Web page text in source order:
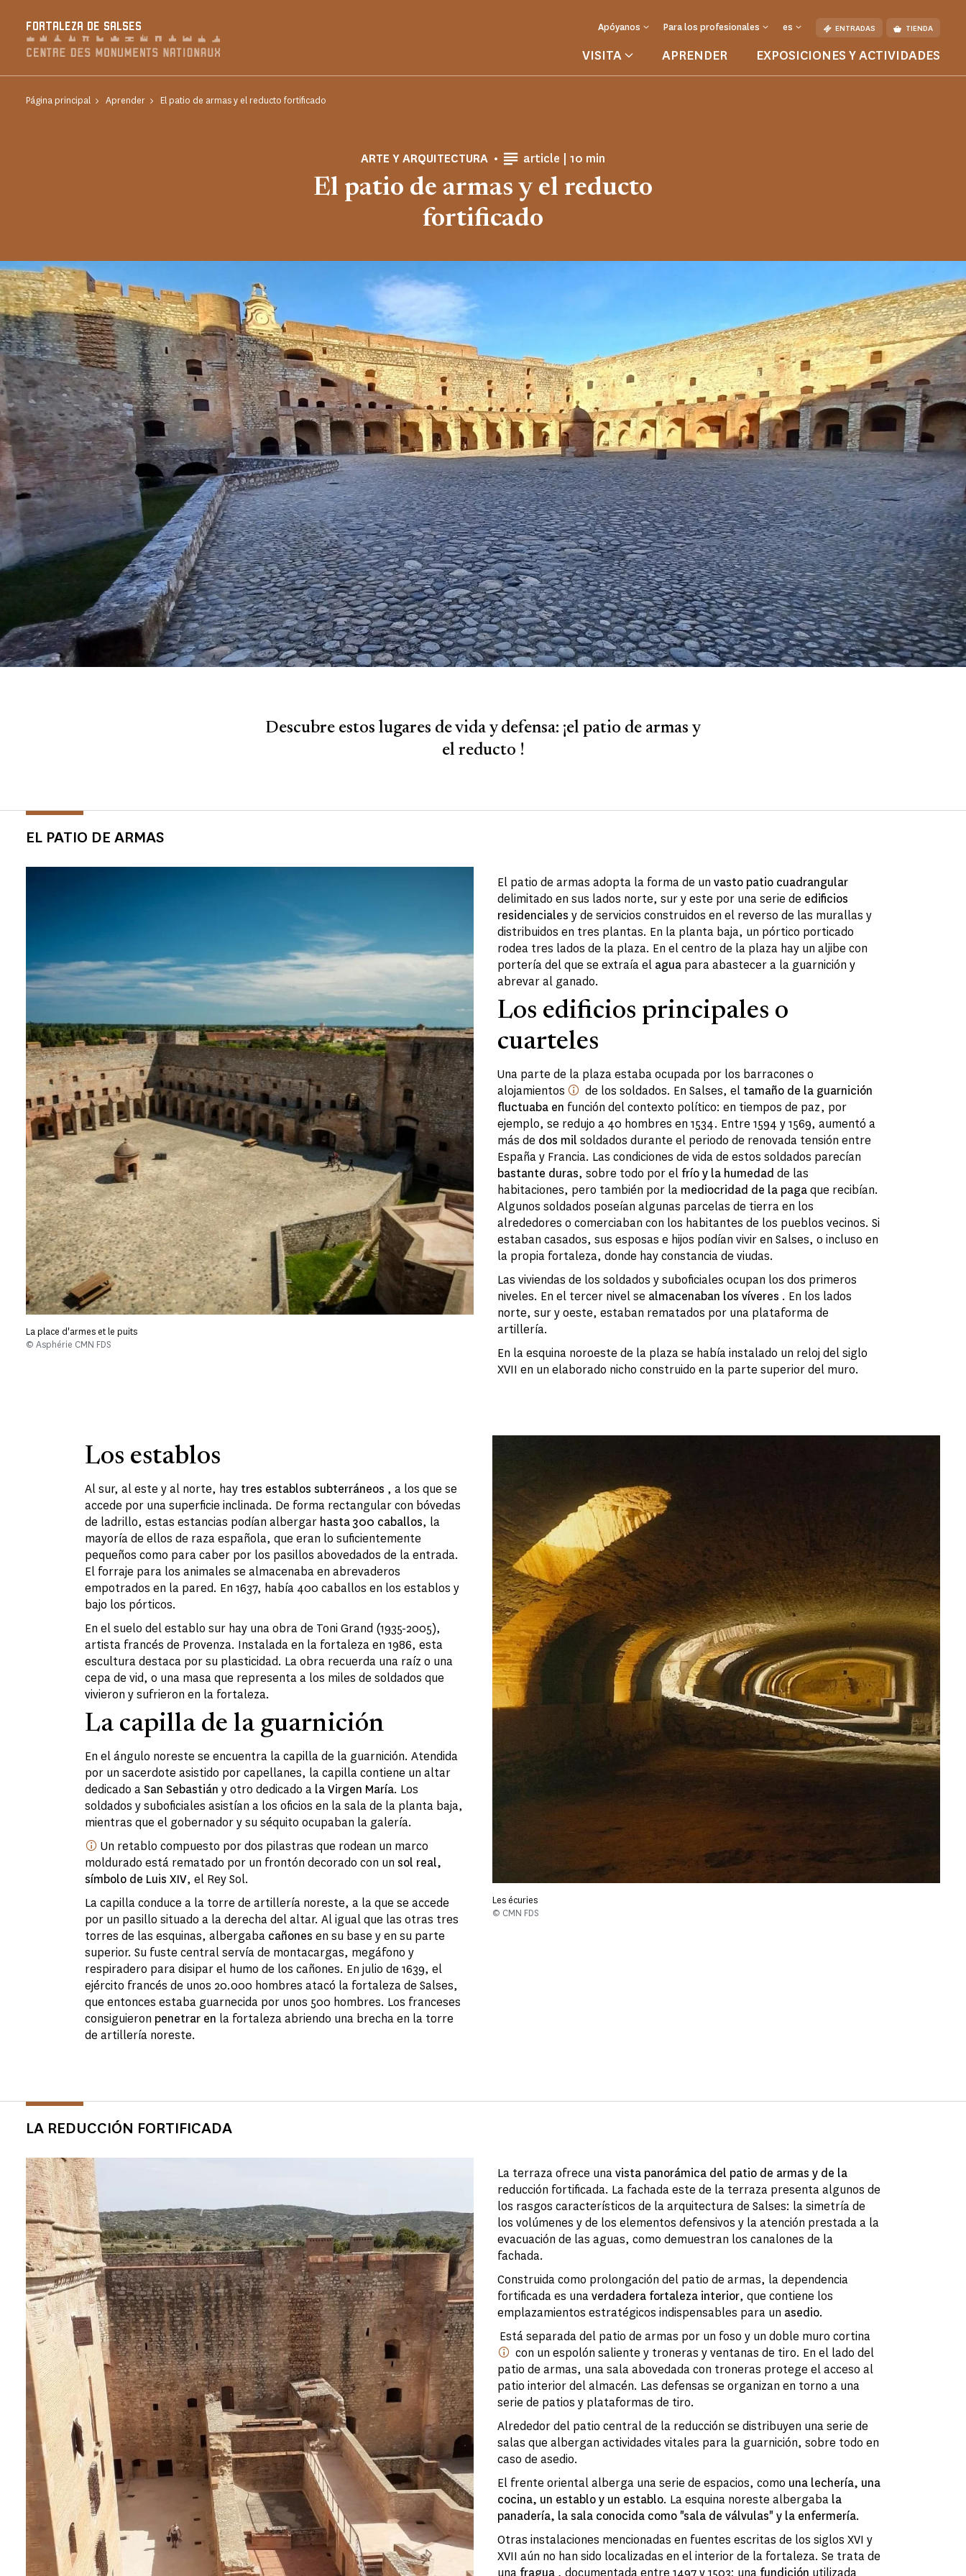
FORTALEZA DE SALSES Apóyanos Para los profesionales es ENTRADAS TIENDA
VISITA APRENDER EXPOSICIONES Y ACTIVIDADES
Página principal Aprender El patio de armas y el reducto fortificado
ARTE Y ARQUITECTURA article | Tiempo de lectura
10 min
El patio de armas y el reducto
fortificado
Descubre estos lugares de vida y defensa: ¡el patio de armas y
el reducto !
EL PATIO DE ARMAS
El patio de armas adopta la forma de unvasto patio cuadrangular
delimitado en sus lados norte, sur y este por una serie de edificios
residenciales y de servicios construidos en el reverso de las murallas y
distribuidos en tres plantas. En la planta baja, un pórtico porticado
rodea tres lados de la plaza. En el centro de la plaza hay un aljibe con
portería del que se extraía el agua para abastecer a la guarnición y
abrevar al ganado.
Los edificios principales o
cuarteles
Una parte de la plaza estaba ocupada por los barracones o
alojamientos
de los soldados. En Salses, el tamaño de la guarnición
fluctuaba en función del contexto político: en tiempos de paz, por
ejemplo, se redujo a 40 hombres en 1534. Entre 1594 y 1569, aumentó a
más de dos mil soldados durante el periodo de renovada tensión entre
España y Francia. Las condiciones de vida de estos soldados parecían
bastante duras, sobre todo por el frío y la humedad de las
habitaciones, pero también por la mediocridad de la pagaque recibían.
Algunos soldados poseían algunas parcelas de tierra en los
alrededores o comerciaban con los habitantes de los pueblos vecinos. Si
estaban casados, sus esposas e hijos podían vivir en Salses, o incluso en
la propia fortaleza, donde hay constancia de viudas.
Las viviendas de los soldados y suboficiales ocupan los dos primeros
niveles. En el tercer nivel se almacenaban los víveres . En los lados
norte, sur y oeste, estaban rematados por una plataforma de
artillería.
En la esquina noroeste de la plaza se había instalado un reloj del siglo
XVII en un elaborado nicho construido en la parte superior del muro.
La place d'armes et le puits
© Asphérie CMN FDS
Los establos
Al sur, al este y al norte, hay tres establos subterráneos , a los que se
accede por una superficie inclinada. De forma rectangular con bóvedas
de ladrillo, estas estancias podían albergar hasta 300 caballos, la
mayoría de ellos de raza española, que eran lo suficientemente
pequeños como para caber por los pasillos abovedados de la entrada.
El forraje para los animales se almacenaba en abrevaderos
empotrados en la pared. En 1637, había 400 caballos en los establos y
bajo los pórticos.
En el suelo del establo sur hay una obra de Toni Grand (1935-2005),
artista francés de Provenza. Instalada en la fortaleza en 1986, esta
escultura destaca por su plasticidad. La obra recuerda una raíz o una
cepa de vid, o una masa que representa a los miles de soldados que
vivieron y sufrieron en la fortaleza.
La capilla de la guarnición
En el ángulo noreste se encuentra la capilla de la guarnición. Atendida
por un sacerdote asistido por capellanes, la capilla contiene un altar
dedicado aSan Sebastián y otro dedicado a la Virgen María. Los
soldados y suboficiales asistían a los oficios en la sala de la planta baja,
mientras que el gobernador y su séquito ocupaban la galería.
Un retablo compuesto por dos pilastras que rodean un marco
moldurado está rematado por un frontón decorado con un sol real,
símbolo de Luis XIV, el Rey Sol.
La capilla conduce a la torre de artillería noreste, a la que se accede
por un pasillo situado a la derecha del altar. Al igual que las otras tres
torres de las esquinas, albergaba cañones en su base y en su parte
superior. Su fuste central servía de montacargas, megáfono y
respiradero para disipar el humo de los cañones. En julio de 1639, el
ejército francés de unos 20.000 hombres atacó la fortaleza de Salses,
que entonces estaba guarnecida por unos 500 hombres. Los franceses
consiguieron penetrar en la fortaleza abriendo una brecha en la torre
de artillería noreste.
Les écuries
© CMN FDS
LA REDUCCIÓN FORTIFICADA
La terraza ofrece unavista panorámica del patio de armas y de la
reducción fortificada. La fachada este de la terraza presenta algunos de
los rasgos característicos de la arquitectura de Salses: la simetría de
los volúmenes y de los elementos defensivos y la atención prestada a la
evacuación de las aguas, como demuestran los canalones de la
fachada.
Construida como prolongación del patio de armas, la dependencia
fortificada es unaverdadera fortaleza interior, que contiene los
emplazamientos estratégicos indispensables para un asedio.
Está separada del patio de armas por un foso y un doble muro cortina
con un espolón saliente y troneras y ventanas de tiro. En el lado del
patio de armas, una sala abovedada con troneras protege el acceso al
patio interior del almacén. Las defensas se organizan en torno a una
serie de patios y plataformas de tiro.
Alrededor del patio central de la reducción se distribuyen una serie de
salas que albergan actividades vitales para la guarnición, sobre todo en
caso de asedio.
El frente oriental alberga una serie de espacios, como una lechería, una
cocina, un establo y un establo. La esquina noreste albergaba la
panadería, la sala conocida como "sala de válvulas" y la enfermería.
Otras instalaciones mencionadas en fuentes escritas de los siglos XVI y
XVII aún no han sido localizadas en el interior de la fortaleza. Se trata de
una fragua , documentada entre 1497 y 1503; una fundición utilizada